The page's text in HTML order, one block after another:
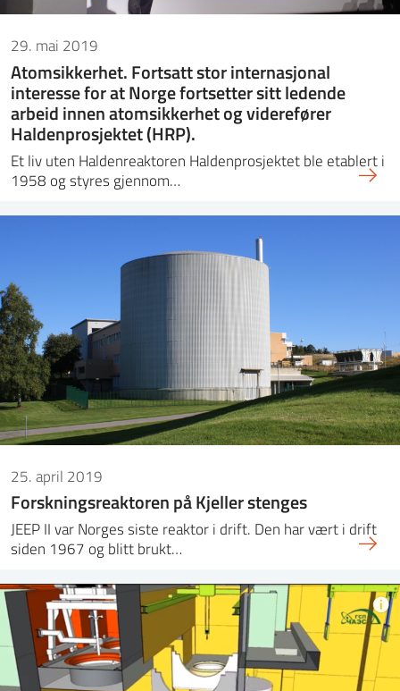
29. mai 2019
Atomsikkerhet. Fortsatt stor internasjonal
interesse for at Norge fortsetter sitt ledende
arbeid innen atomsikkerhet og viderefører
Haldenprosjektet (HRP).
Et liv uten Haldenreaktoren Haldenprosjektet ble etablert i
1958 og styres gjennom…
25. april 2019
Forskningsreaktoren på Kjeller stenges
JEEP II var Norges siste reaktor i drift. Den har vært i drift
siden 1967 og blitt brukt…